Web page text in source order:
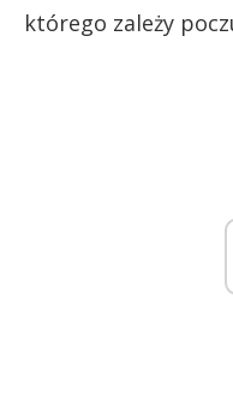
którego zależy